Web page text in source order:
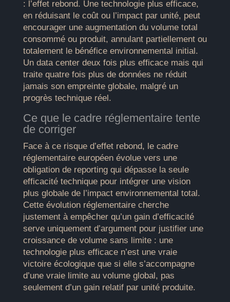
: l’effet rebond. Une technologie plus efficace,
en réduisant le coût ou l’impact par unité, peut
encourager une augmentation du volume total
consommé ou produit, annulant partiellement ou
totalement le bénéfice environnemental initial.
Un data center deux fois plus efficace mais qui
traite quatre fois plus de données ne réduit
jamais son empreinte globale, malgré un
progrès technique réel.
Ce que le cadre réglementaire tente
de corriger
Face à ce risque d’effet rebond, le cadre
réglementaire européen évolue vers une
obligation de reporting qui dépasse la seule
efficacité technique pour intégrer une vision
plus globale de l’impact environnemental total.
Cette évolution réglementaire cherche
justement à empêcher qu’un gain d’efficacité
serve uniquement d’argument pour justifier une
croissance de volume sans limite : une
technologie plus efficace n’est une vraie
victoire écologique que si elle s’accompagne
d’une vraie limite au volume global, pas
seulement d’un gain relatif par unité produite.